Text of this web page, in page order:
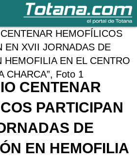
CENTENAR
PARTICIPAN
DE
EN HEMOFILIA